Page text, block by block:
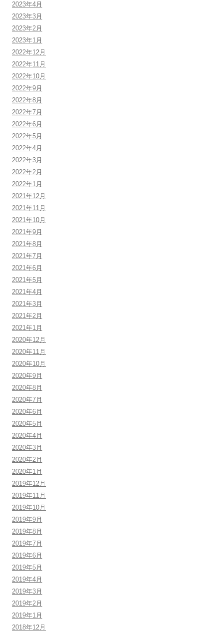
2023年4月
2023年3月
2023年2月
2023年1月
2022年12月
2022年11月
2022年10月
2022年9月
2022年8月
2022年7月
2022年6月
2022年5月
2022年4月
2022年3月
2022年2月
2022年1月
2021年12月
2021年11月
2021年10月
2021年9月
2021年8月
2021年7月
2021年6月
2021年5月
2021年4月
2021年3月
2021年2月
2021年1月
2020年12月
2020年11月
2020年10月
2020年9月
2020年8月
2020年7月
2020年6月
2020年5月
2020年4月
2020年3月
2020年2月
2020年1月
2019年12月
2019年11月
2019年10月
2019年9月
2019年8月
2019年7月
2019年6月
2019年5月
2019年4月
2019年3月
2019年2月
2019年1月
2018年12月